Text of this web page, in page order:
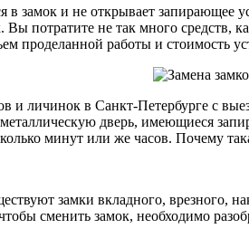
в замок и не открывает запирающее
Вы потратите не так много средств,
проделанной работы и стоимость
и личинок в Санкт-Петербурге с
дверь, имеющиеся
минут или же часов. Почему
замки вкладного, врезного,
сменить замок, необходимо